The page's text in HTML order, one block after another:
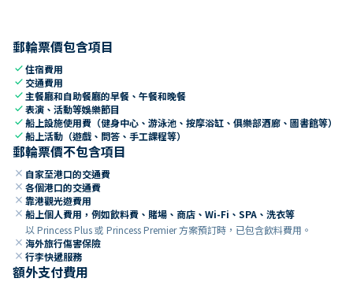
郵輪票價包含項目
check住宿費用
check 交通費用
check 主餐廳和自助餐廳的早餐、午餐和晚餐
check表演、活動等娛樂節目
check船上設施使用費（健身中心、游泳池、按摩浴缸、俱樂部酒廊、圖書館等）
check船上活動（遊戲、問答、手工課程等）
郵輪票價不包含項目
close 自家至港口的交通費
close 各個港口的交通費
close 靠港觀光遊費用
close 船上個人費用，例如飲料費、賭場、商店、Wi-Fi、SPA、洗衣等
以 Princess Plus 或 Princess Premier 方案預訂時，已包含飲料費用。
close 海外旅行傷害保險
close 行李快遞服務
額外支付費用